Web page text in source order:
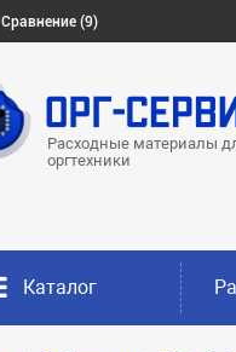
Сравнение (9)
Расходные материалы
оргтехники
Каталог